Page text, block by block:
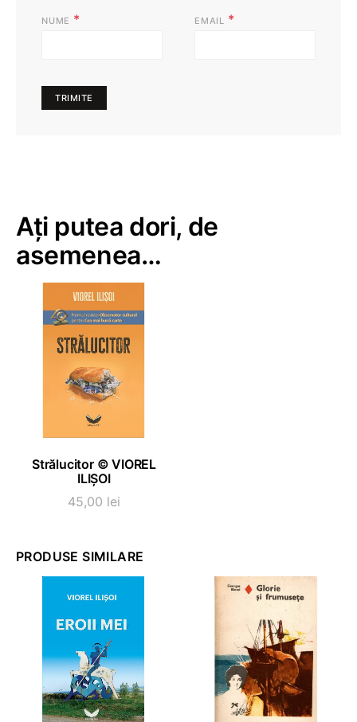
NUME * EMAIL *
Ați putea dori, de
asemenea…
ADAUGĂ ÎN COȘ
Strălucitor © VIOREL
ILIȘOI
45,00 lei
PRODUSE SIMILARE